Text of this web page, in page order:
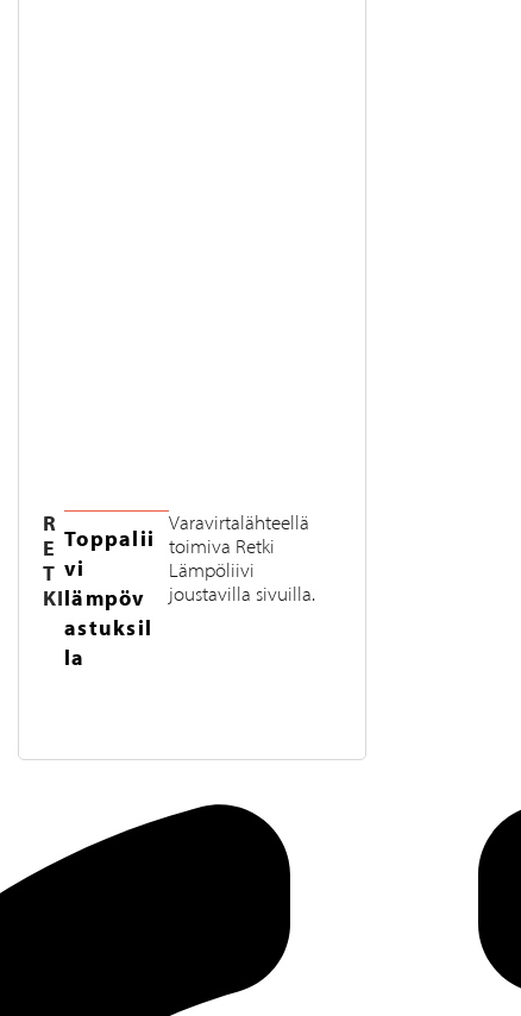
R
E
T
KI
Toppalii
vi
lämpöv
astuksil
la
Varavirtalähteellä
toimiva Retki
Lämpöliivi
joustavilla sivuilla.